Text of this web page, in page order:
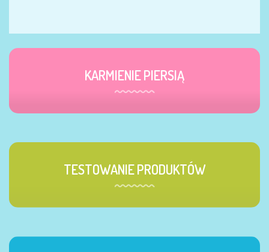
KARMIENIE PIERSIĄ
TESTOWANIE PRODUKTÓW